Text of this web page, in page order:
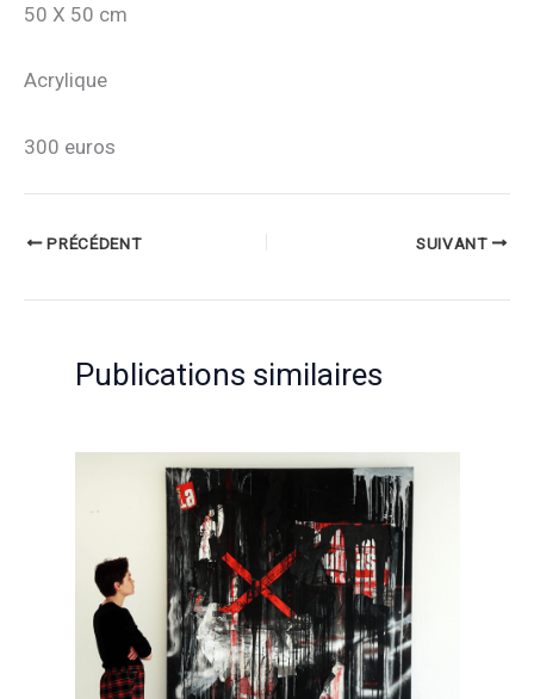
50 X 50 cm
Acrylique
300 euros
PRÉCÉDENT SUIVANT
Publications similaires